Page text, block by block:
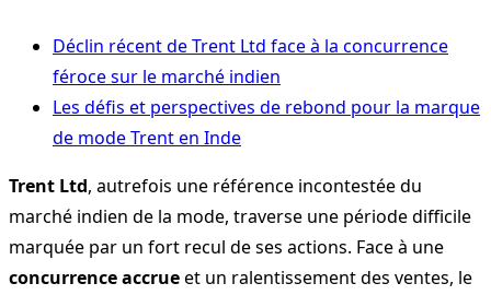
Déclin récent de Trent Ltd face à la concurrence
féroce sur le marché indien
Les défis et perspectives de rebond pour la marque
de mode Trent en Inde
Trent Ltd, autrefois une référence incontestée du
marché indien de la mode, traverse une période difficile
marquée par un fort recul de ses actions. Face à une
concurrence accrueet un ralentissement des ventes, le